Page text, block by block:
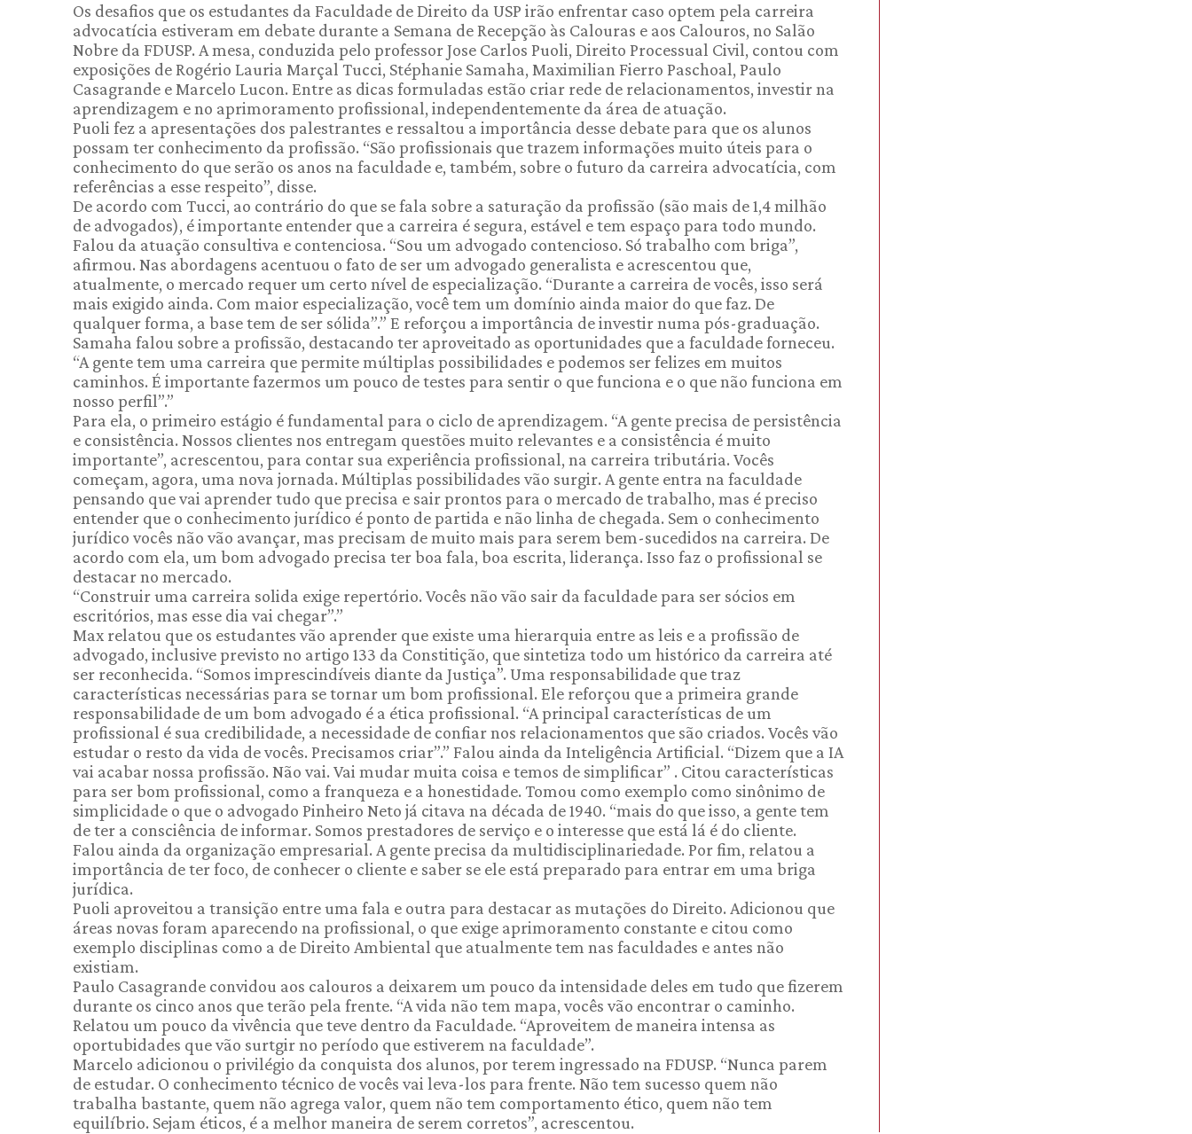
Os desafios que os estudantes da Faculdade de Direito da USP irão enfrentar caso optem pela carreira
advocatícia estiveram em debate durante a Semana de Recepção às Calouras e aos Calouros, no Salão
Nobre da FDUSP. A mesa, conduzida pelo professor Jose Carlos Puoli, Direito Processual Civil, contou com
exposições de Rogério Lauria Marçal Tucci, Stéphanie Samaha, Maximilian Fierro Paschoal, Paulo
Casagrande e Marcelo Lucon. Entre as dicas formuladas estão criar rede de relacionamentos, investir na
aprendizagem e no aprimoramento profissional, independentemente da área de atuação.
Puoli fez a apresentações dos palestrantes e ressaltou a importância desse debate para que os alunos
possam ter conhecimento da profissão. “São profissionais que trazem informações muito úteis para o
conhecimento do que serão os anos na faculdade e, também, sobre o futuro da carreira advocatícia, com
referências a esse respeito”, disse.
De acordo com Tucci, ao contrário do que se fala sobre a saturação da profissão (são mais de 1,4 milhão
de advogados), é importante entender que a carreira é segura, estável e tem espaço para todo mundo.
Falou da atuação consultiva e contenciosa. “Sou um advogado contencioso. Só trabalho com briga”,
afirmou. Nas abordagens acentuou o fato de ser um advogado generalista e acrescentou que,
atualmente, o mercado requer um certo nível de especialização. “Durante a carreira de vocês, isso será
mais exigido ainda. Com maior especialização, você tem um domínio ainda maior do que faz. De
qualquer forma, a base tem de ser sólida”.” E reforçou a importância de investir numa pós-graduação.
Samaha falou sobre a profissão, destacando ter aproveitado as oportunidades que a faculdade forneceu.
“A gente tem uma carreira que permite múltiplas possibilidades e podemos ser felizes em muitos
caminhos. É importante fazermos um pouco de testes para sentir o que funciona e o que não funciona em
nosso perfil”.”
Para ela, o primeiro estágio é fundamental para o ciclo de aprendizagem. “A gente precisa de persistência
e consistência. Nossos clientes nos entregam questões muito relevantes e a consistência é muito
importante”, acrescentou, para contar sua experiência profissional, na carreira tributária. Vocês
começam, agora, uma nova jornada. Múltiplas possibilidades vão surgir. A gente entra na faculdade
pensando que vai aprender tudo que precisa e sair prontos para o mercado de trabalho, mas é preciso
entender que o conhecimento jurídico é ponto de partida e não linha de chegada. Sem o conhecimento
jurídico vocês não vão avançar, mas precisam de muito mais para serem bem-sucedidos na carreira. De
acordo com ela, um bom advogado precisa ter boa fala, boa escrita, liderança. Isso faz o profissional se
destacar no mercado.
“Construir uma carreira solida exige repertório. Vocês não vão sair da faculdade para ser sócios em
escritórios, mas esse dia vai chegar”.”
Max relatou que os estudantes vão aprender que existe uma hierarquia entre as leis e a profissão de
advogado, inclusive previsto no artigo 133 da Constitição, que sintetiza todo um histórico da carreira até
ser reconhecida. “Somos imprescindíveis diante da Justiça”. Uma responsabilidade que traz
características necessárias para se tornar um bom profissional. Ele reforçou que a primeira grande
responsabilidade de um bom advogado é a ética profissional. “A principal características de um
profissional é sua credibilidade, a necessidade de confiar nos relacionamentos que são criados. Vocês vão
estudar o resto da vida de vocês. Precisamos criar”.” Falou ainda da Inteligência Artificial. “Dizem que a IA
vai acabar nossa profissão. Não vai. Vai mudar muita coisa e temos de simplificar” . Citou características
para ser bom profissional, como a franqueza e a honestidade. Tomou como exemplo como sinônimo de
simplicidade o que o advogado Pinheiro Neto já citava na década de 1940. “mais do que isso, a gente tem
de ter a consciência de informar. Somos prestadores de serviço e o interesse que está lá é do cliente.
Falou ainda da organização empresarial. A gente precisa da multidisciplinariedade. Por fim, relatou a
importância de ter foco, de conhecer o cliente e saber se ele está preparado para entrar em uma briga
jurídica.
Puoli aproveitou a transição entre uma fala e outra para destacar as mutações do Direito. Adicionou que
áreas novas foram aparecendo na profissional, o que exige aprimoramento constante e citou como
exemplo disciplinas como a de Direito Ambiental que atualmente tem nas faculdades e antes não
existiam.
Paulo Casagrande convidou aos calouros a deixarem um pouco da intensidade deles em tudo que fizerem
durante os cinco anos que terão pela frente. “A vida não tem mapa, vocês vão encontrar o caminho.
Relatou um pouco da vivência que teve dentro da Faculdade. “Aproveitem de maneira intensa as
oportubidades que vão surtgir no período que estiverem na faculdade”.
Marcelo adicionou o privilégio da conquista dos alunos, por terem ingressado na FDUSP. “Nunca parem
de estudar. O conhecimento técnico de vocês vai leva-los para frente. Não tem sucesso quem não
trabalha bastante, quem não agrega valor, quem não tem comportamento ético, quem não tem
equilíbrio. Sejam éticos, é a melhor maneira de serem corretos”, acrescentou.